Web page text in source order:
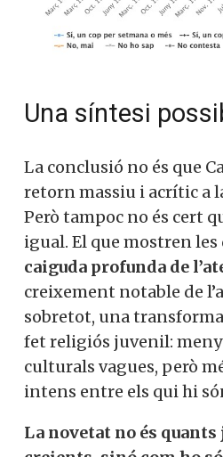
Una síntesi
La conclusió no és que
retorn massiu i acrític a
Però tampoc no és cert
igual. El que mostren les
caiguda profunda de
creixement notable de
sobretot, una
fet religiós juvenil:
culturals vagues, però
intens entre els qui hi
La novetat no és quants